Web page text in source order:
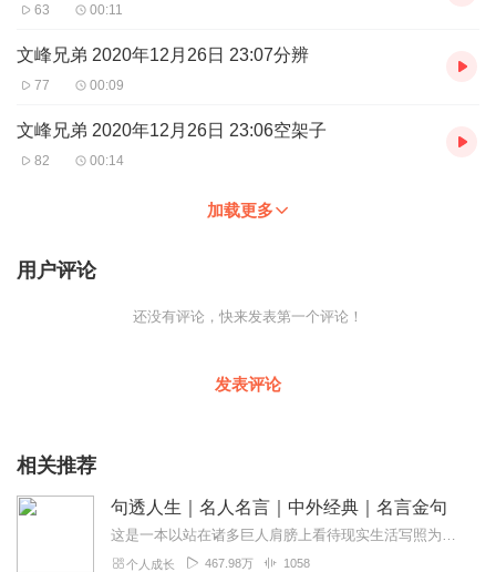
63 00:11
文峰兄弟 2020年12月26日 23:07分辨
77 00:09
文峰兄弟 2020年12月26日 23:06空架子
82 00:14
加载更多
用户评论
还没有评论，快来发表第一个评论！
发表评论
相关推荐
句透人生｜名人名言｜中外经典｜名言金句
这是一本以站在诸多巨人肩膀上看待现实生活写照为题材的书。那些被时代所认可，且用毕生经历写下充满人生智慧的句子，希望能够为还在为生活所困和正在受挫折的人提供源源不...
个人成长 467.98万 1058